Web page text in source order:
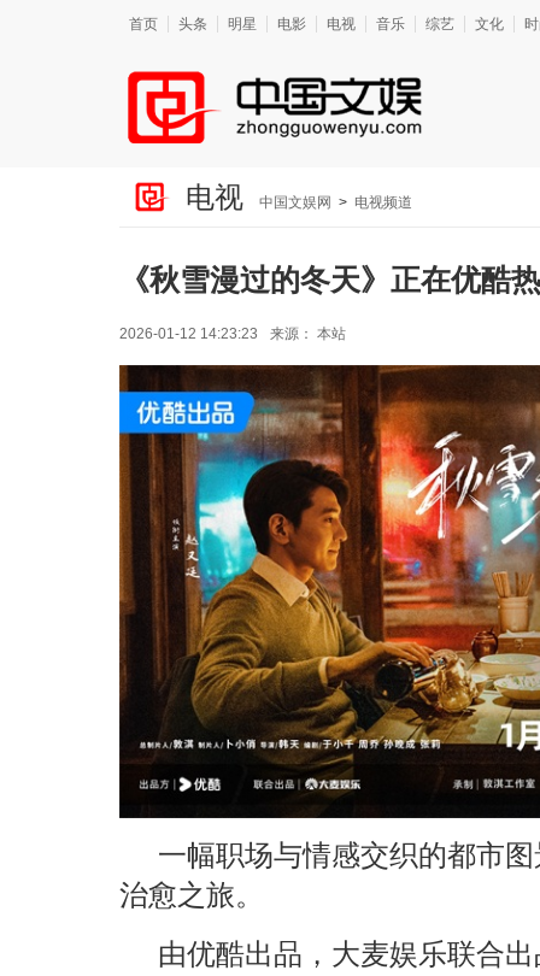
首页 头条 明星 电影 电视 音乐 综艺 文化
电视 中国文娱网 > 电视频道
《秋雪漫过的冬天》正在优酷
2026-01-12 14:23:23 来源： 本站
一幅职场与情感交织的都市
治愈之旅。
由优酷出品，大麦娱乐联合